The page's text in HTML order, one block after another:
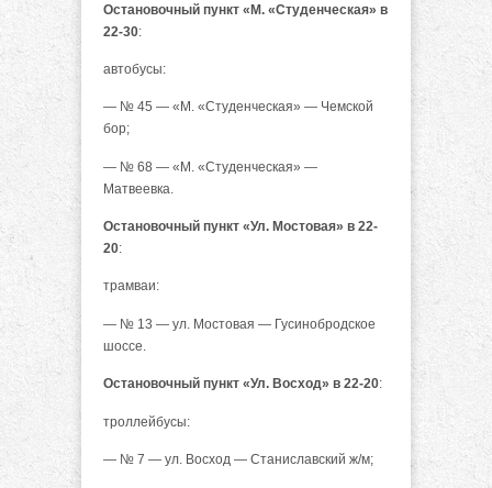
Остановочный пункт «М. «Студенческая» в
22-30:
автобусы:
— № 45 — «М. «Студенческая» — Чемской
бор;
— № 68 — «М. «Студенческая» —
Матвеевка.
Остановочный пункт «Ул. Мостовая» в 22-
20:
трамваи:
— № 13 — ул. Мостовая — Гусинобродское
шоссе.
Остановочный пункт «Ул. Восход» в 22-20:
троллейбусы:
— № 7 — ул. Восход — Станиславский ж/м;